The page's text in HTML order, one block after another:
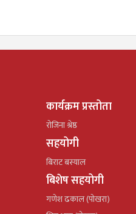
कार्यक्रम प्रस्तोता
रोजिना श्रेष्ठ
सहयोगी
बिराट बस्याल
बिशेष सहयोगी
गणेश ढकाल (पोखरा)